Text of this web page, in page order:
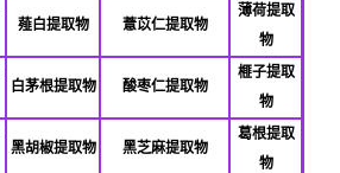
薤白提取物 薏苡仁提取物
薄荷提取
物
白茅根提取物 酸枣仁提取物
榧子提取
物
黑胡椒提取物 黑芝麻提取物
葛根提取
物